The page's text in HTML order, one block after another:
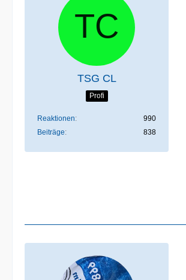
TSG CL
Profi
Reaktionen
990
Beiträge
838